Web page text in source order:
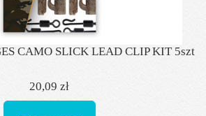
CAMO SLICK LEAD CLIP KIT 5szt
20,09 zł